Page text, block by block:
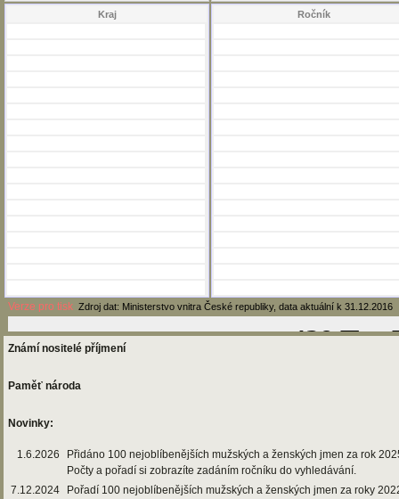
Kraj Ročník
Verze pro tisk Zdroj dat: Ministerstvo vnitra České republiky, data aktuální k 31.12.2016
Známí nositelé příjmení
Paměť národa
Novinky:
1.6.2026
Přidáno 100 nejoblíbenějších mužských a ženských jmen za rok
Počty a pořadí si zobrazíte zadáním ročníku do vyhledávání.
7.12.2024
Pořadí 100 nejoblíbenějších mužských a ženských jmen za roky